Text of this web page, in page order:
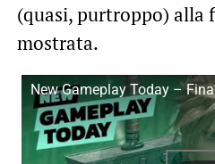
(quasi, purtroppo) alla
mostrata.
New Gameplay Today –